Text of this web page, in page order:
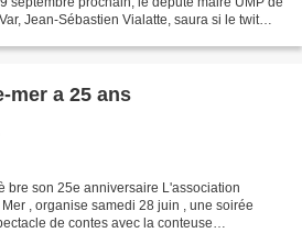
Jean-Sébastien Vialatte, saura si le twit
mer a 25 ans
bre son 25e anniversaire L'association
, organise samedi 28 juin , une soirée
de contes avec la conteuse